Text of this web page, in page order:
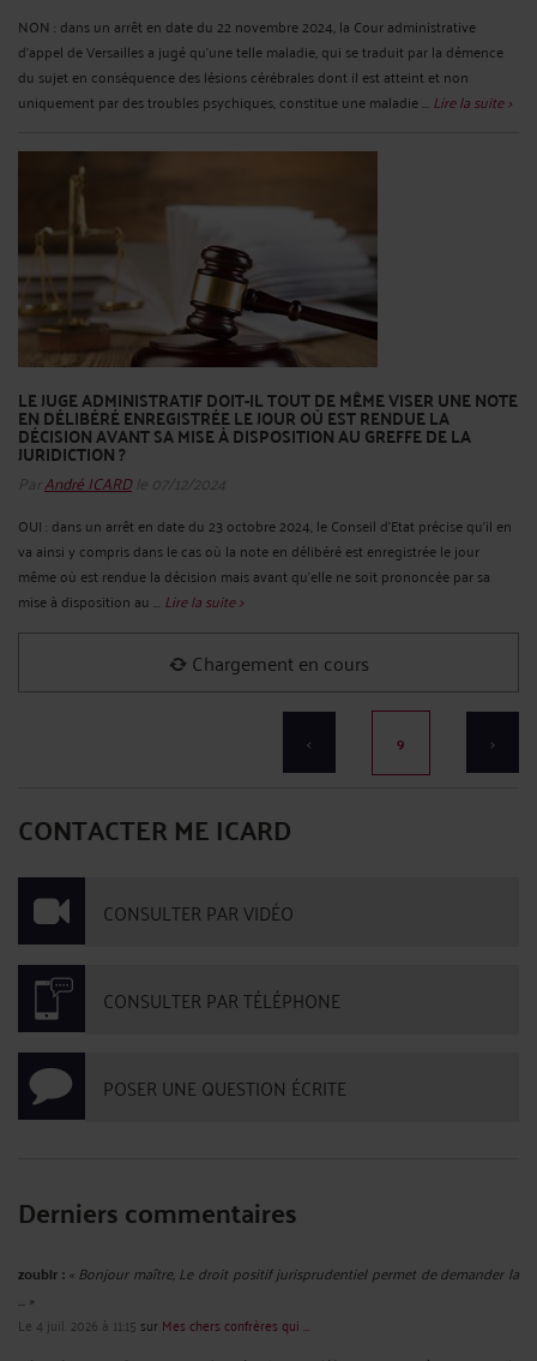
NON : dans un arrêt en date du 22 novembre 2024, la Cour administrative
d’appel de Versailles a jugé qu’une telle maladie, qui se traduit par la démence
du sujet en conséquence des lésions cérébrales dont il est atteint et non
uniquement par des troubles psychiques, constitue une maladie ... Lire la suite >
LE JUGE ADMINISTRATIF DOIT-IL TOUT DE MÊME VISER UNE NOTE
EN DÉLIBÉRÉ ENREGISTRÉE LE JOUR OÙ EST RENDUE LA
DÉCISION AVANT SA MISE À DISPOSITION AU GREFFE DE LA
JURIDICTION ?
ParAndré ICARDle 07/12/2024
OUI : dans un arrêt en date du 23 octobre 2024, le Conseil d’Etat précise qu’il en
va ainsi y compris dans le cas où la note en délibéré est enregistrée le jour
même où est rendue la décision mais avant qu’elle ne soit prononcée par sa
mise à disposition au ... Lire la suite >
L’AVOCAT QUI ASSISTE UN AGENT LORS D’UN ENTRETIEN
PRÉALABLE OU LORS D’UNE PROCÉDURE DISCIPLINAIRE PEUT-IL
ÊTRE EMPÊCHÉ DE PRENDRE LA PAROLE ?
ParAndré ICARD
NON : dans un arrêt en date du 27 février 2024, la Cour administrative d’appel
de Bordeaux a jugé que quand bien même l'avocat de M. A... a pu
postérieurement à cet entretien, présenter des observations écrites, par un
courriel adressé à la directrice le jour même, cette ...Lire la suite >